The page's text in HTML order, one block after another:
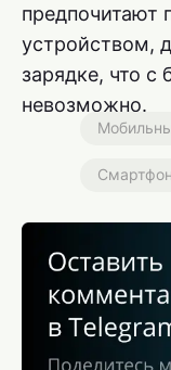
предпочитают
устройством,
зарядке, что с
невозможно.